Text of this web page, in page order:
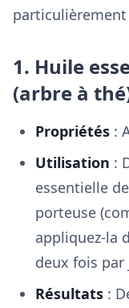
particulièrement
1. Huile
(arbre à
Propriétés :
Utilisation :
essentielle
porteuse
appliquez-la
deux fois par
Résultats :